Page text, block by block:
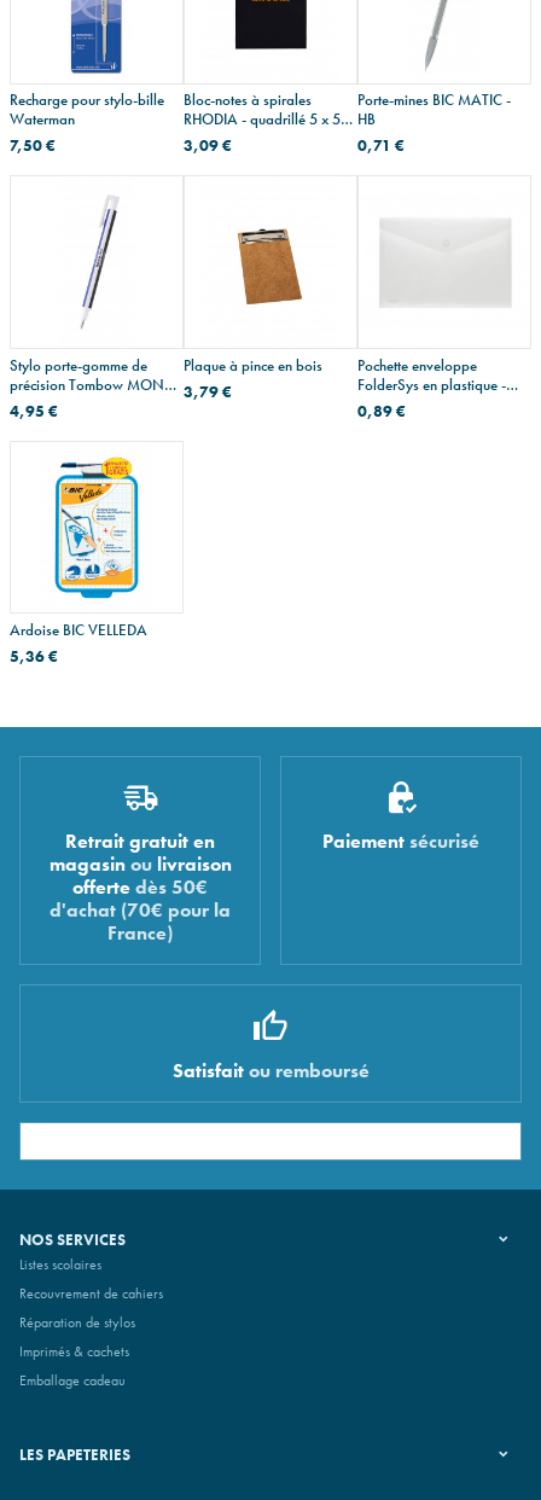
Recharge pour stylo-bille
Waterman
7,50 €
Bloc-notes à spirales
RHODIA - quadrillé 5 x 5
mm
3,09 €
Porte-mines BIC MATIC -
HB
0,71 €
Stylo porte-gomme de
précision Tombow MONO
zéro
4,95 €
Plaque à pince en bois
3,79 €
Pochette enveloppe
FolderSys en plastique -
fermeture velcro
0,89 €
Ardoise BIC VELLEDA
5,36 €
Retrait gratuit en
magasinou livraison
offerte dès 50€
d'achat (70€ pour la
France)
Paiement sécurisé
Satisfaitou remboursé
NOS SERVICES
Listes scolaires
Recouvrement de cahiers
Réparation de stylos
Imprimés & cachets
Emballage cadeau
LES PAPETERIES